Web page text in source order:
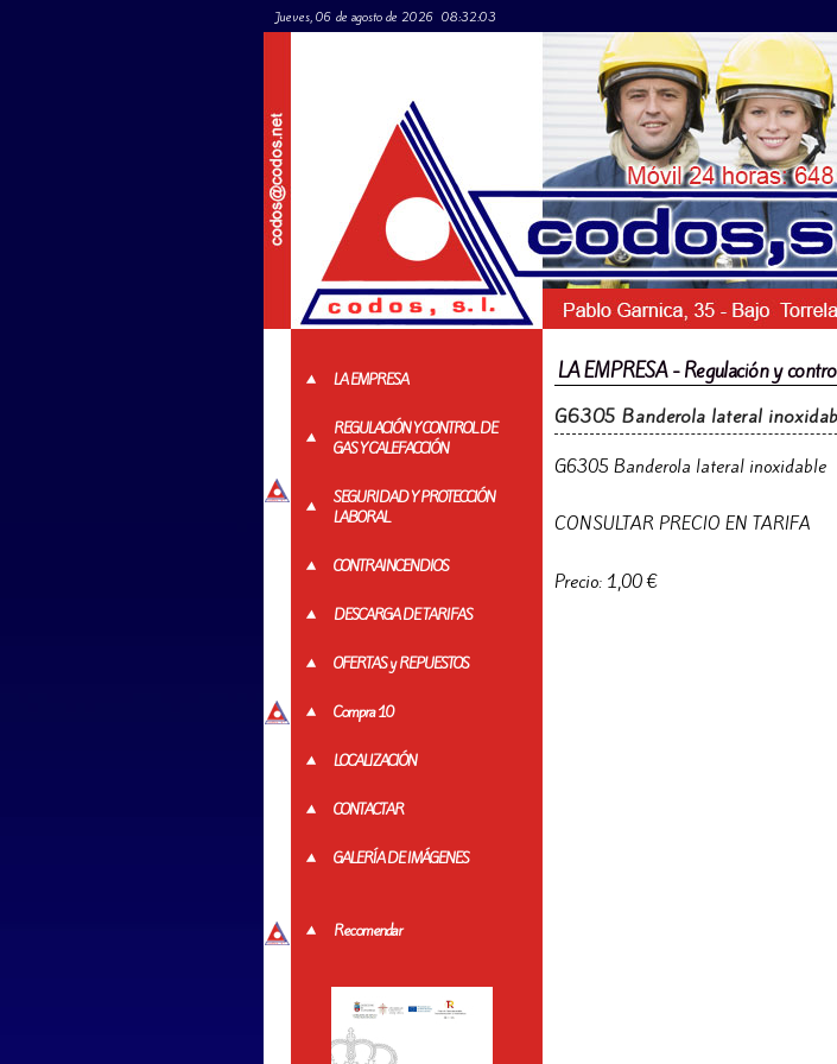
Jueves, 06 de agosto de 2026 08:32:03
LA EMPRESA
REGULACIÓN Y CONTROL DE
GAS Y CALEFACCIÓN
SEGURIDAD Y PROTECCIÓN
LABORAL
CONTRAINCENDIOS
DESCARGA DE TARIFAS
OFERTAS y REPUESTOS
Compra 10
LOCALIZACIÓN
CONTACTAR
GALERÍA DE IMÁGENES
Recomendar
LA EMPRESA - Regulación y
G6305 Banderola lateral
G6305 Banderola lateral inoxidable
CONSULTAR PRECIO EN TARIFA
Precio: 1,00 €